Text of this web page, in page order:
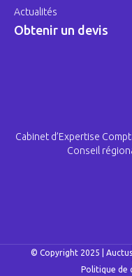
Actualités
Obtenir un devis
Cabinet d’Expertise
Conseil
© Copyright 2025 | Auctus
Politique de